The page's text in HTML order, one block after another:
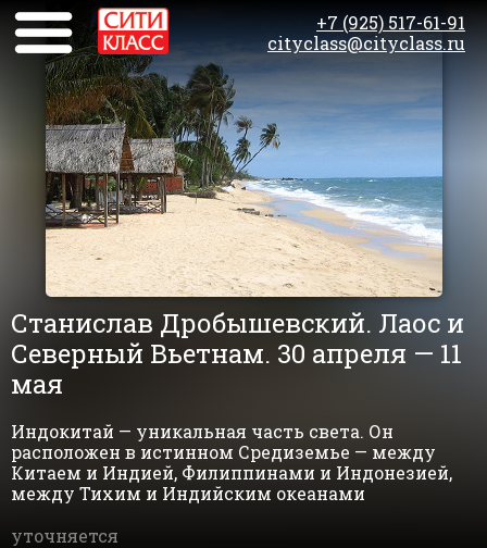
+7 (925) 517-61-91
cityclass@cityclass.ru
Станислав Дробышевский. Лаос и
Северный Вьетнам. 30 апреля — 11
мая
Индокитай — уникальная часть света. Он
расположен в истинном Средиземье — между
Китаем и Индией, Филиппинами и Индонезией,
между Тихим и Индийским океанами
уточняется